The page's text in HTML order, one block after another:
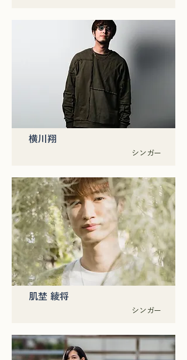
横川翔
シンガー
肌埜 綾将
シンガー